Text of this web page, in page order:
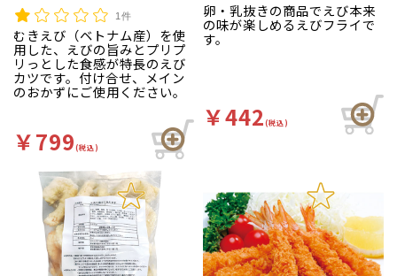
1件
むきえび（ベトナム産）を使
用した、えびの旨みとプリプ
リっとした食感が特長のえび
カツです。付け合せ、メイン
のおかずにご使用ください。
￥799(税込)
卵・乳抜きの商品でえび本来
の味が楽しめるえびフライで
す。
￥442(税込)